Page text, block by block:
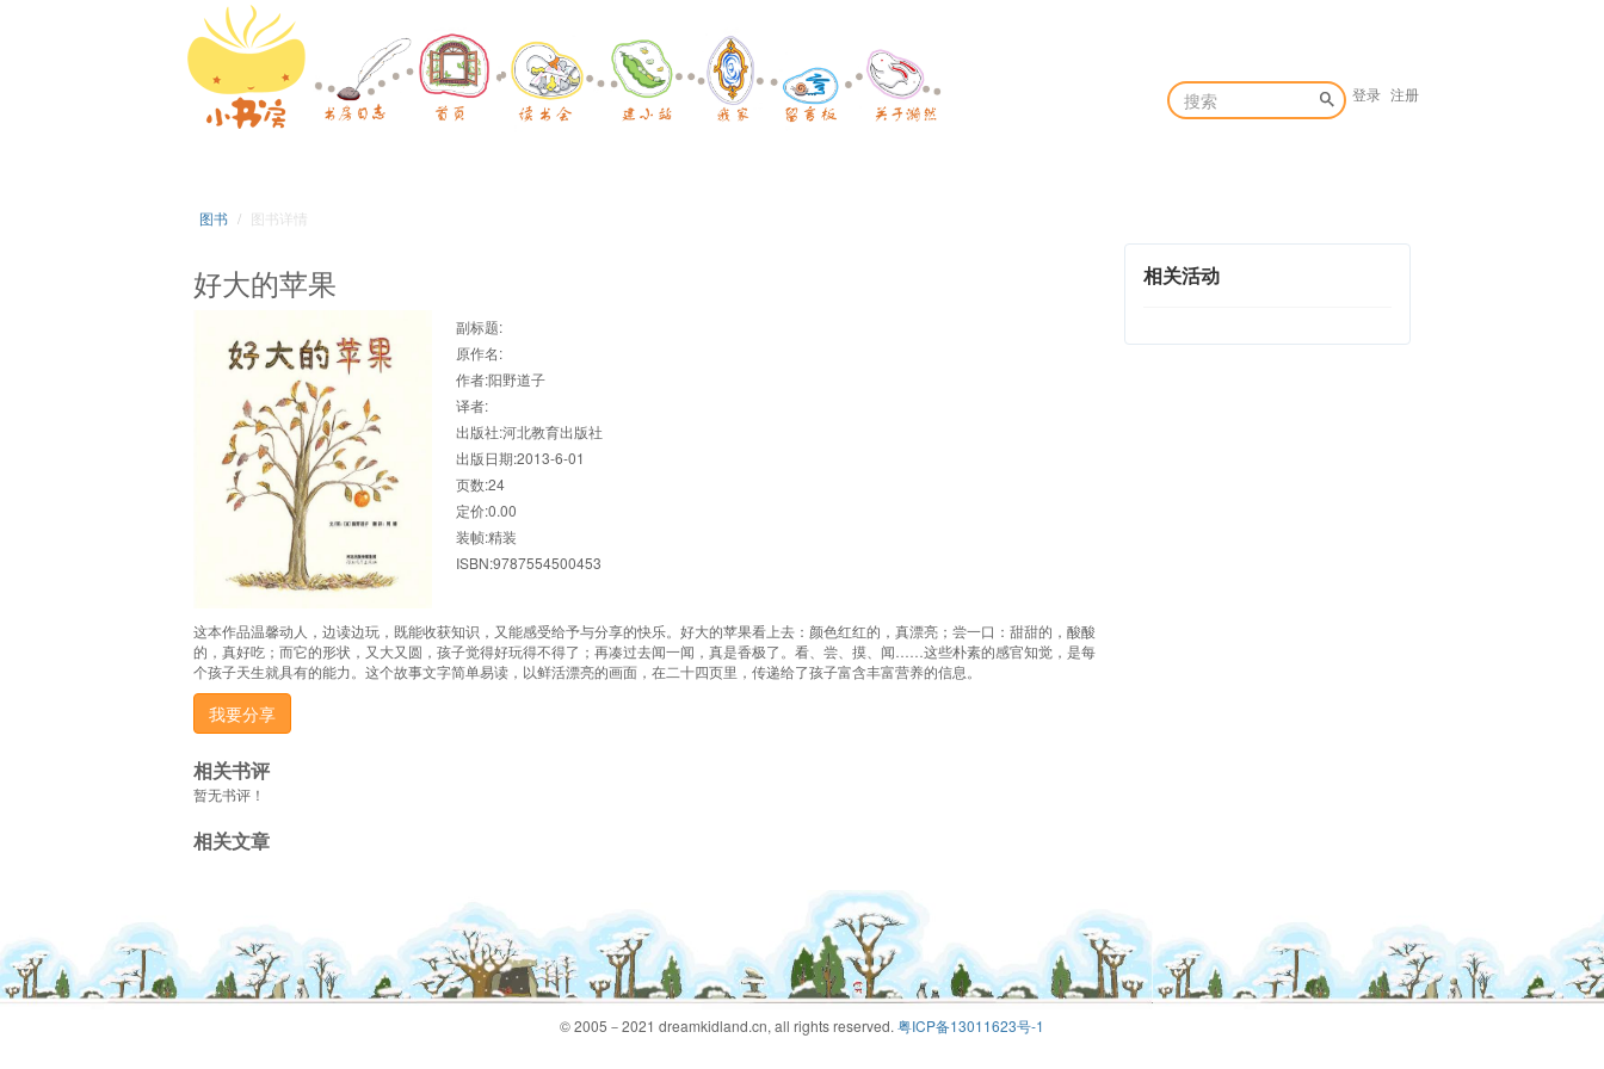
登录 注册
图书 图书详情
好大的苹果
副标题:
原作名:
作者:阳野道子
译者:
出版社:河北教育出版社
出版日期:2013-6-01
页数:24
定价:0.00
装帧:精装
ISBN:9787554500453
这本作品温馨动人，边读边玩，既能收获知识，又能感受给予与分享的快乐。好大的苹果看上去：颜色红红的，真漂亮；尝一口：甜甜的，酸酸
的，真好吃；而它的形状，又大又圆，孩子觉得好玩得不得了；再凑过去闻一闻，真是香极了。看、尝、摸、闻……这些朴素的感官知觉，是每
个孩子天生就具有的能力。这个故事文字简单易读，以鲜活漂亮的画面，在二十四页里，传递给了孩子富含丰富营养的信息。
我要分享
相关书评
暂无书评！
相关文章
相关活动
© 2005－2021 dreamkidland.cn, all rights reserved. 粤ICP备13011623号-1